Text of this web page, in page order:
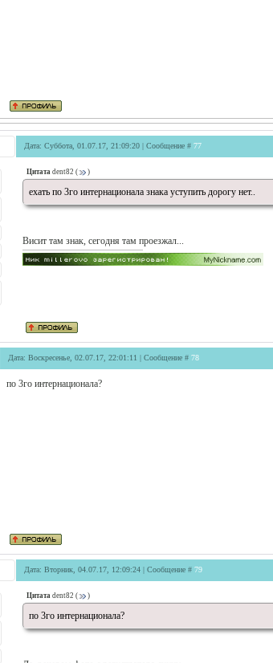
Дата: Суббота, 01.07.17, 21:09:20 | Сообщение # 77
Цитата dent82 ( )
ехать по 3го интернационала знака уступить дорогу нет..
Висит там знак, сегодня там проезжал...
Дата: Воскресенье, 02.07.17, 22:01:11 | Сообщение # 78
по 3го интернационала?
Дата: Вторник, 04.07.17, 12:09:24 | Сообщение # 79
Цитата dent82 ( )
по 3го интернационала?